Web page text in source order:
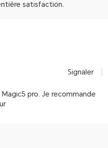
satisfaction.
Signaler
pro. Je recommande